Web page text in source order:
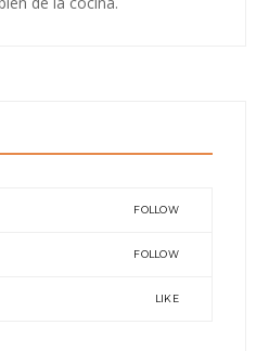
FOLLOW
FOLLOW
LIKE